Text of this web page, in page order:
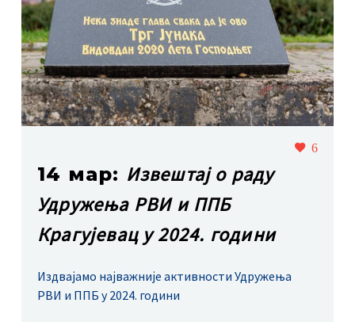
6
14 мар: Извештај о раду
Удружења РВИ и ППБ
Крагујевац у 2024. години
Издвајамо најважније активности Удружења
РВИ и ППБ у 2024. години